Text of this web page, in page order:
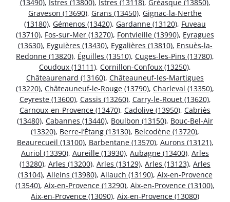
(13490), Istres (13800), Istres (13118), Gréasque (13850),
Graveson (13690), Grans (13450), Gignac-la-Nerthe
(13180), Gémenos (13420), Gardanne (13120), Fuveau
(13710), Fos-sur-Mer (13270), Fontvieille (13990), Eyragues
(13630), Eyguières (13430), Eygalières (13810), Ensuès-la-
Redonne (13820), Éguilles (13510), Cuges-les-Pins (13780),
Coudoux (13111), Cornillon-Confoux (13250),
Châteaurenard (13160), Châteauneuf-les-Martigues
(13220), Châteauneuf-le-Rouge (13790), Charleval (13350),
Ceyreste (13600), Cassis (13260), Carry-le-Rouet (13620),
Carnoux-en-Provence (13470), Cadolive (13950), Cabriès
(13480), Cabannes (13440), Boulbon (13150), Bouc-Bel-Air
(13320), Berre-l’Étang (13130), Belcodène (13720),
Beaurecueil (13100), Barbentane (13570), Aurons (13121),
Auriol (13390), Aureille (13930), Aubagne (13400), Arles
(13280), Arles (13200), Arles (13129), Arles (13123), Arles
(13104), Alleins (13980), Allauch (13190), Aix-en-Provence
(13540), Aix-en-Provence (13290), Aix-en-Provence (13100),
Aix-en-Provence (13090), Aix-en-Provence (13080)